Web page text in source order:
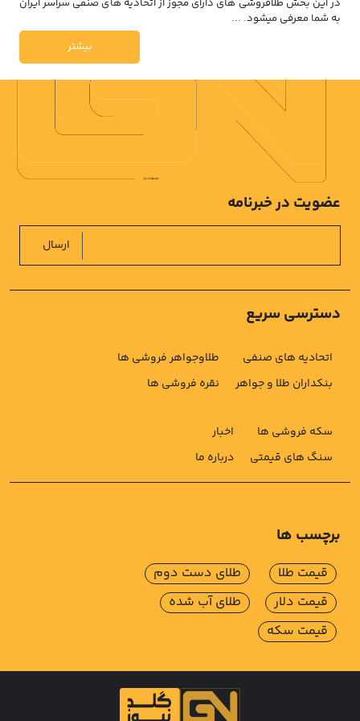
به شما معرفی میشود. ...
بیشتر
دسترسی سریع
اتحادیه های صنفی
بنکداران طلا و جواهر
طلاوجواهر فروشی ها
نقره فروشی ها
سکه فروشی ها
سنگ های قیمتی
اخبار
درباره ما
عضویت در خبرنامه
ارسال
برچسب ها
قیمت طلا
قیمت دلار
قیمت سکه
طلای دست دوم
طلای آب شده